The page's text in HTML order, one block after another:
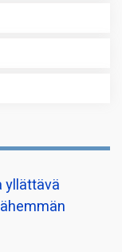
yllättävä